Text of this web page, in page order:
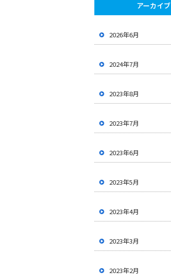
アーカイブ
2026年6月
2024年7月
2023年8月
2023年7月
2023年6月
2023年5月
2023年4月
2023年3月
2023年2月